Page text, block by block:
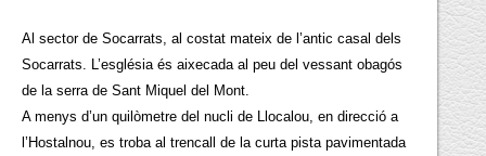
Al sector de Socarrats, al costat mateix de l’antic casal dels
Socarrats. L’església és aixecada al peu del vessant obagós
de la serra de Sant Miquel del Mont.
A menys d’un quilòmetre del nucli de Llocalou, en direcció a
l’Hostalnou, es troba al trencall de la curta pista pavimentada